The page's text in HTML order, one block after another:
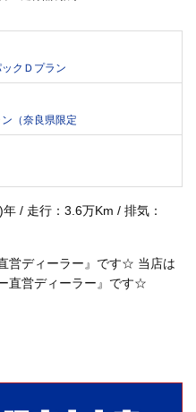
クＤプラン
（奈良県限定
/ 走行：3.6万Km / 排気：
営ディーラー』です☆ 当店は
直営ディーラー』です☆